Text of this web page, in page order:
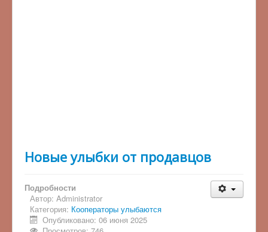
Новые улыбки от продавцов
Подробности
Автор: Administrator
Категория: Кооператоры улыбаются
Опубликовано: 06 июня 2025